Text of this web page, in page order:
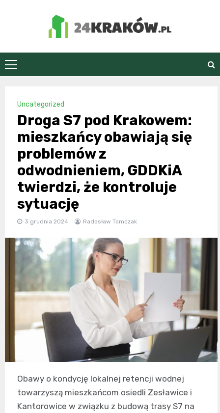
24Kraków.pl
Uncategorized
Droga S7 pod Krakowem:
mieszkańcy obawiają się
problemów z
odwodnieniem, GDDKiA
twierdzi, że kontroluje
sytuację
3 grudnia 2024 Radosław Tomczak
Obawy o kondycję lokalnej retencji wodnej
towarzyszą mieszkańcom osiedli Zesławice i
Kantorowice w związku z budową trasy S7 na